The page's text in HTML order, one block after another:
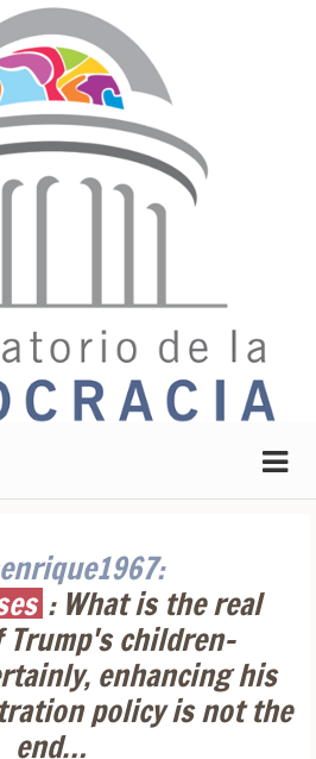
: What is the real
Trump's children-
enhancing his
policy is not the
end…